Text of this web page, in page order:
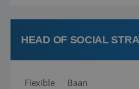
deze onderdelen zijn nu
HEAD OF SOCIAL
Flexible Baan